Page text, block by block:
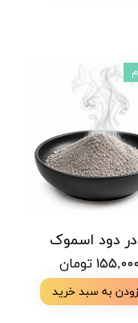
دود اسموک
۱۵۵,۰۰۰ تومان
به سبد خرید